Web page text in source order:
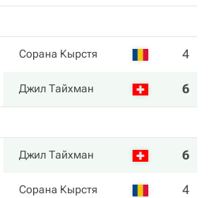
Сорана Кырстя 4
Джил Тайхман 6
Джил Тайхман 6
Сорана Кырстя 4